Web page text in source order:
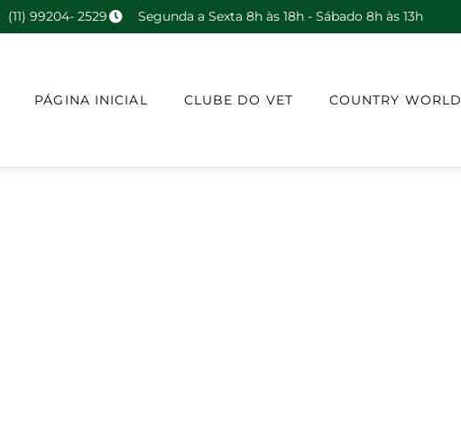
(11) 99204- 2529 Segunda a Sexta 8h às 18h - Sábado 8h às 13h
PÁGINA INICIAL CLUBE DO VET COUNTRY WORLD